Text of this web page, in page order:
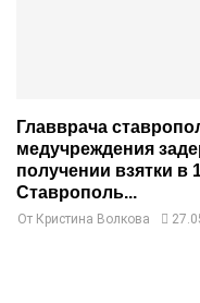
Главврача
медучреждения
получении взятки в
Ставрополь...
От Кристина Волкова